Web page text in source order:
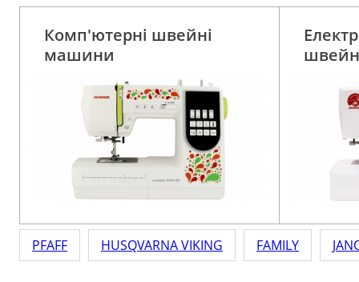
вишивальні машини
плоскошовні машини
В'язальні машини
Аксесуари
ВСІ КАТЕГОРІЇ
Комп'ютерні швейні
машини
PFAFF HUSQVARNA VIKING FAMILY